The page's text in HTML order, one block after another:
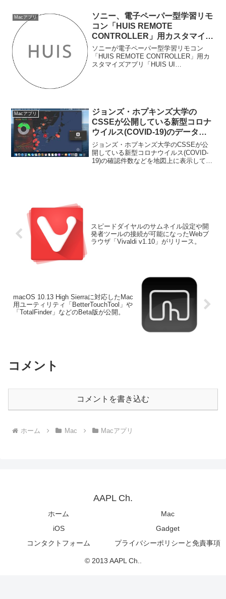
細は以下から。
Macアプリ
ソニー、電子ペーパー型学習リモ
コン「HUIS REMOTE
CONTROLLER」用カスタマイズ
アプリ「HUIS UI CREATOR」の
Mac版をリリース。
ソニーが電子ペーパー型学習リモコン
「HUIS REMOTE CONTROLLER」用カ
スタマイズアプリ「HUIS UI
Macアプリ
ジョンズ・ホプキンズ大学の
CSSEが公開している新型コロナ
ウイルス(COVID-19)のデータを
地図上に表示してくれるオープン
ソースのMac/iOSアプリ
「Corona Tracker」が公開。
ジョンズ・ホプキンズ大学のCSSEが公
開している新型コロナウイルス(COVID-
19)の確認件数などを地図上に表示してく
スピードダイヤルのサムネイル設定や開
発者ツールの接続が可能になったWebブ
ラウザ「Vivaldi v1.10」がリリース。
macOS 10.13 High Sierraに対応したMac
用ユーティリティ「BetterTouchTool」や
「TotalFinder」などのBeta版が公開。
コメント
コメントを書き込む
ホーム Mac Macアプリ
AAPL Ch.
ホーム
Mac
iOS
Gadget
コンタクトフォーム
プライバシーポリシーと免責事項
© 2013 AAPL Ch..